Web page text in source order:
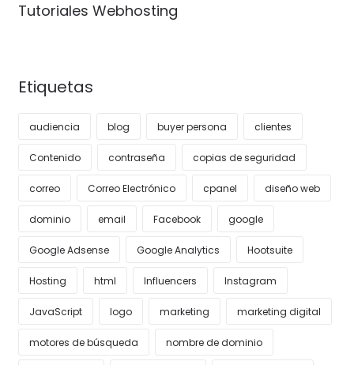
Tutoriales Webhosting
Etiquetas
audiencia blog buyer persona clientes
Contenido contraseña copias de seguridad
correo Correo Electrónico cpanel diseño web
dominio email Facebook google
Google Adsense Google Analytics Hootsuite
Hosting html Influencers Instagram
JavaScript logo marketing marketing digital
motores de búsqueda nombre de dominio